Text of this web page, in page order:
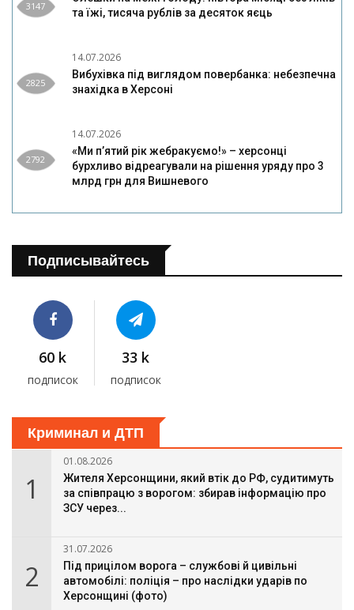
3147
та їжі, тисяча рублів за десяток яєць
2825
14.07.2026
Вибухівка під виглядом повербанка: небезпечна
знахідка в Херсоні
2792
14.07.2026
«Ми п’ятий рік жебракуємо!» – херсонці
бурхливо відреагували на рішення уряду про 3
млрд грн для Вишневого
Подписывайтесь
60 k
подписок
33 k
подписок
Криминал и ДТП
1
01.08.2026
Жителя Херсонщини, який втік до РФ, судитимуть
за співпрацю з ворогом: збирав інформацію про
ЗСУ через...
2
31.07.2026
Під прицілом ворога – службові й цивільні
автомобілі: поліція – про наслідки ударів по
Херсонщині (фото)